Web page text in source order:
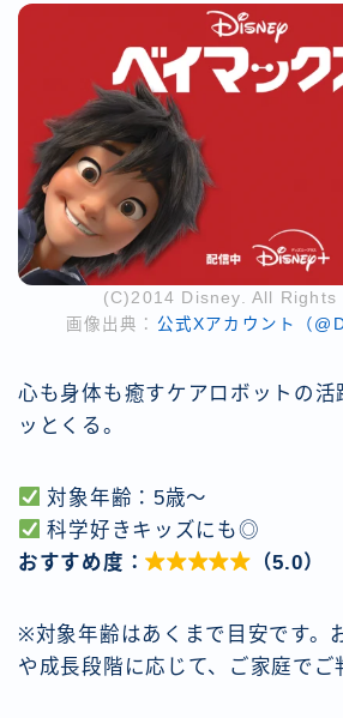
(C)2014 Disney. All Rights
画像出典： 公式Xアカウント（
心も身体も癒すケアロボットの活
ッとくる。
対象年齢：5歳〜
科学好きキッズにも◎
おすすめ度： （5.0）
※対象年齢はあくまで目安です。
や成長段階に応じて、ご家庭でご